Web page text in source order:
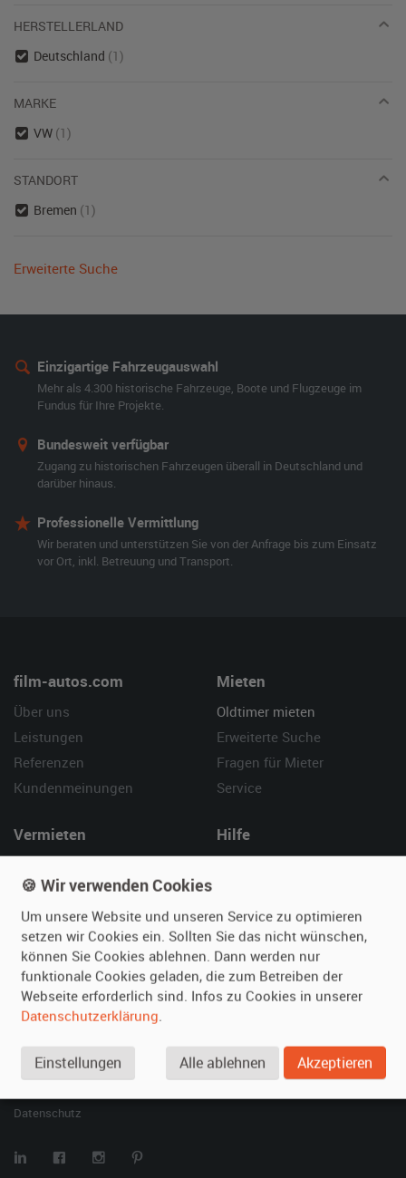
HERSTELLERLAND
Deutschland (1)
MARKE
VW (1)
STANDORT
Bremen (1)
Erweiterte Suche
Einzigartige Fahrzeugauswahl
Mehr als 4.300 historische Fahrzeuge, Boote und Flugzeuge im
Fundus für Ihre Projekte.
Bundesweit verfügbar
Zugang zu historischen Fahrzeugen überall in Deutschland und
darüber hinaus.
Professionelle Vermittlung
Wir beraten und unterstützen Sie von der Anfrage bis zum Einsatz
vor Ort, inkl. Betreuung und Transport.
film-autos.com
Über uns
Leistungen
Referenzen
Kundenmeinungen
Mieten
Oldtimer mieten
Erweiterte Suche
Fragen für Mieter
Service
Vermieten
Fotos senden
Fragen für Vermieter
Inserat verwalten
Hilfe
Kontakt
SPECIAL
Berühmte Filmautos –
Datenschutz
🍪 Wir verwenden Cookies
Um unsere Website und unseren Service zu optimieren
setzen wir Cookies ein. Sollten Sie das nicht wünschen,
können Sie Cookies ablehnen. Dann werden nur
funktionale Cookies geladen, die zum Betreiben der
Webseite erforderlich sind. Infos zu Cookies in unserer
Datenschutzerklärung.
Einstellungen Alle ablehnen Akzeptieren